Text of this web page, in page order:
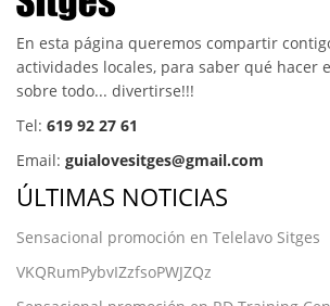
En esta página queremos compartir
actividades locales, para saber qué hacer
sobre todo... divertirse!!!
Tel: 619 92 27 61
Email: guialovesitges@gmail.com
ÚLTIMAS NOTICIAS
Sensacional promoción en Telelavo Sitges
VKQRumPybvIZzfsoPWJZQz